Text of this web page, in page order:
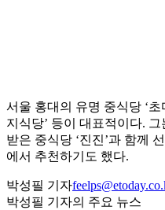
서울 홍대의 유명 중식당 ‘초
지식당’ 등이 대표적이다.
받은 중식당 ‘진진’과 함께
에서 추천하기도 했다.
박성필 기자
박성필 기자의 주요 뉴스